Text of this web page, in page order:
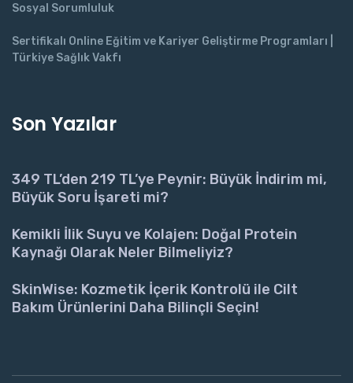
Sosyal Sorumluluk
Sertifikalı Online Eğitim ve Kariyer Geliştirme Programları |
Türkiye Sağlık Vakfı
Son Yazılar
349 TL’den 219 TL’ye Peynir: Büyük İndirim mi,
Büyük Soru İşareti mi?
Kemikli İlik Suyu ve Kolajen: Doğal Protein
Kaynağı Olarak Neler Bilmeliyiz?
SkinWise: Kozmetik İçerik Kontrolü ile Cilt
Bakım Ürünlerini Daha Bilinçli Seçin!